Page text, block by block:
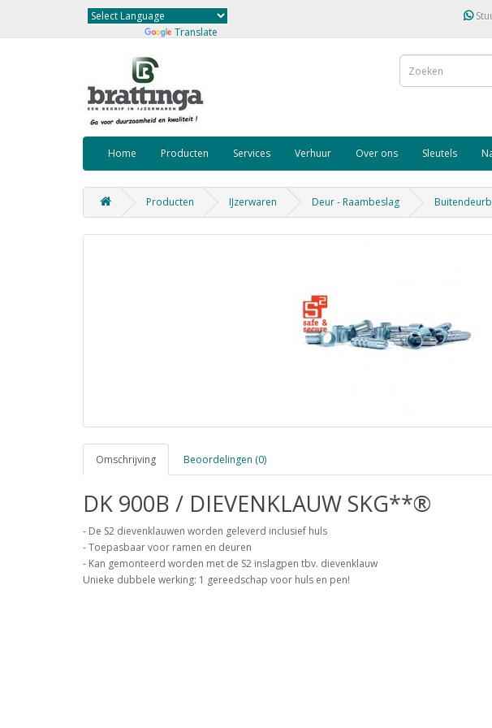
Translate
Home Producten Services Verhuur Over ons Sleutels
Producten IJzerwaren Deur - Raambeslag
Omschrijving Beoordelingen (0)
DK 900B / DIEVENKLAUW SKG**®
- De S2 dievenklauwen worden geleverd inclusief huls
- Toepasbaar voor ramen en deuren
- Kan gemonteerd worden met de S2 inslagpen tbv. dievenklauw
Unieke dubbele werking: 1 gereedschap voor huls en pen!